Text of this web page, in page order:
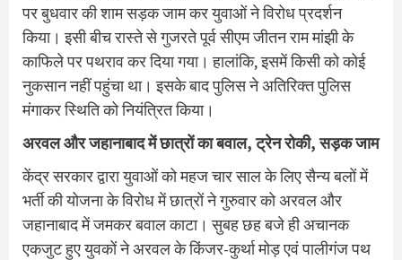
पर बुधवार की शाम सड़क जाम कर युवाओं ने विरोध प्रदर्शन
किया। इसी बीच रास्‍ते से गुजरते पूर्व सीएम जीतन राम मांझी के
काफिले पर पथराव कर दिया गया। हालांकि, इसमें किसी को कोई
नुकसान नहीं पहुंचा था। इसके बाद पुलिस ने अत‍िरिक्‍त पुलिस
मंगाकर स्‍थ‍िति को नियंत्रित किया।
अरवल और जहानाबाद में छात्रों का बवाल, ट्रेन रोकी, सड़क जाम
केंद्र सरकार द्वारा युवाओं को महज चार साल के लिए सैन्य बलों में
भर्ती की योजना के विरोध में छात्रों ने गुरुवार को अरवल और
जहानाबाद में जमकर बवाल काटा। सुबह छह बजे ही अचानक
एकजुट हुए युवकों ने अरवल के किंजर-कुर्था मोड़ एवं पालीगंज पथ